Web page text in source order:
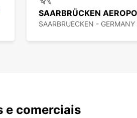
SAARBRÜCKEN
SAARBRUECKEN - GERMANY
e comerciais